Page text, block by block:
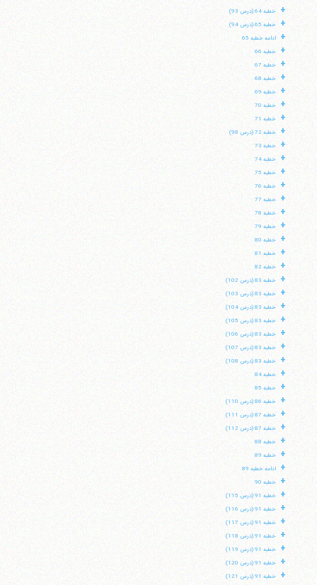
+ خطبه 64 (درس 93)
+ خطبه 65 (درس 94)
+ ادامه خطبه 65
+ خطبه 66
+ خطبه 67
+ خطبه 68
+ خطبه 69
+ خطبه 70
+ خطبه 71
+ خطبه 72 (درس 98)
+ خطبه 73
+ خطبه 74
+ خطبه 75
+ خطبه 76
+ خطبه 77
+ خطبه 78
+ خطبه 79
+ خطبه 80
+ خطبه 81
+ خطبه 82
+ خطبه 83 (درس 102)
+ خطبه 83 (درس 103)
+ خطبه 83 (درس 104)
+ خطبه 83 (درس 105)
+ خطبه 83 (درس 106)
+ خطبه 83 (درس 107)
+ خطبه 83 (درس 108)
+ خطبه 84
+ خطبه 85
+ خطبه 86 (درس 110)
+ خطبه 87 (درس 111)
+ خطبه 87 (درس 112)
+ خطبه 88
+ خطبه 89
+ ادامه خطبه 89
+ خطبه 90
+ خطبه 91 (درس 115)
+ خطبه 91 (درس 116)
+ خطبه 91 (درس 117)
+ خطبه 91 (درس 118)
+ خطبه 91 (درس 119)
+ خطبه 91 (درس 120)
+ خطبه 91 (درس 121)